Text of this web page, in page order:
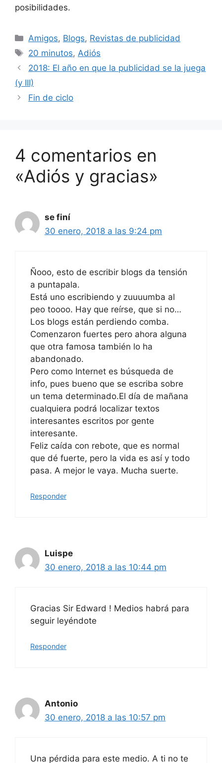
posibilidades.
Categorías
Amigos, Blogs, Revistas de publicidad
Etiquetas
20 minutos, Adiós
2018: El año en que la publicidad se la juega
(y III)
Fin de ciclo
4 comentarios en
«Adiós y gracias»
se finí
30 enero, 2018 a las 9:24 pm
Ñooo, esto de escribir blogs da tensión
a puntapala.
Está uno escribiendo y zuuuumba al
peo toooo. Hay que reírse, que si no…
Los blogs están perdiendo comba.
Comenzaron fuertes pero ahora alguna
que otra famosa también lo ha
abandonado.
Pero como Internet es búsqueda de
info, pues bueno que se escriba sobre
un tema determinado.El día de mañana
cualquiera podrá localizar textos
interesantes escritos por gente
interesante.
Feliz caída con rebote, que es normal
que dé fuerte, pero la vida es así y todo
pasa. A mejor le vaya. Mucha suerte.
Responder
Luispe
30 enero, 2018 a las 10:44 pm
Gracias Sir Edward ! Medios habrá para
seguir leyéndote
Responder
Antonio
30 enero, 2018 a las 10:57 pm
Una pérdida para este medio. A ti no te